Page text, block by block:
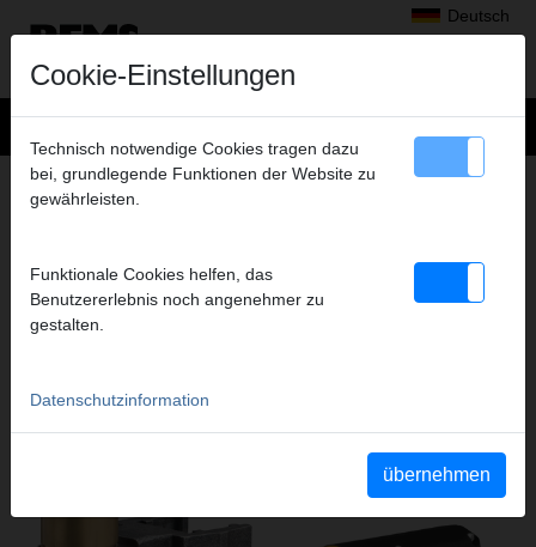
Deutsch
Produkte>Axialpressen > REMS Ax-Press 30 22 V
AKKU-AXIALPRESSE 30 KN
Cookie-Einstellungen
Technisch notwendige Cookies tragen dazu
bei, grundlegende Funktionen der Website zu
gewährleisten.
Funktionale Cookies helfen, das
Benutzererlebnis noch angenehmer zu
gestalten.
Datenschutzinformation
übernehmen